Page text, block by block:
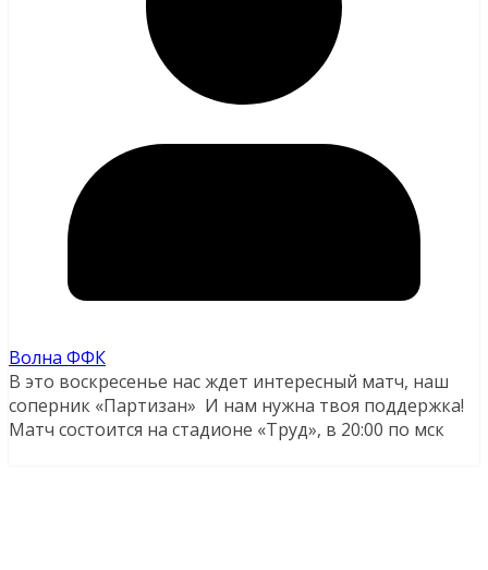
Волна ФФК
В это воскресенье нас ждет интересный матч, наш
соперник «Партизан» И нам нужна твоя поддержка!
Матч состоится на стадионе «Труд», в 20:00 по мск